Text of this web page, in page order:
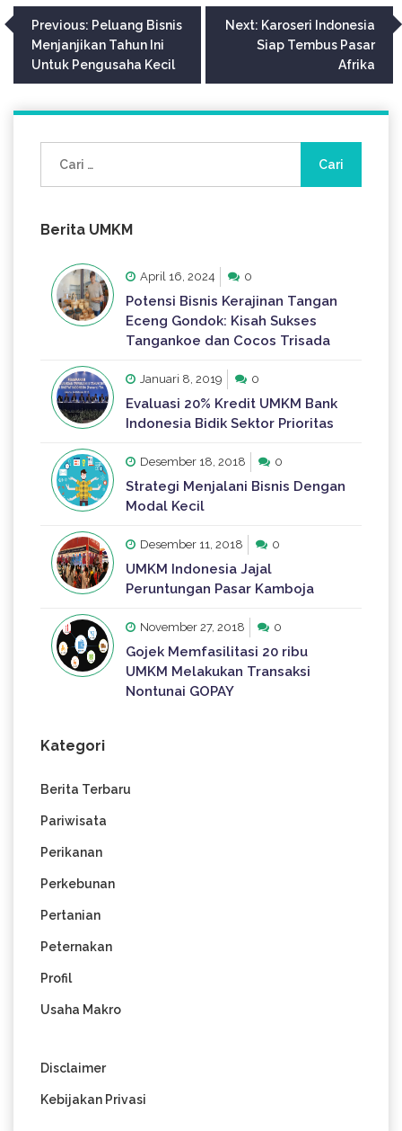
Navigasi
pos
Previous: Peluang Bisnis
Menjanjikan Tahun Ini
Untuk Pengusaha Kecil
Next: Karoseri Indonesia
Siap Tembus Pasar
Afrika
untuk:
Berita UMKM
April 16, 2024 0
Potensi Bisnis Kerajinan Tangan
Eceng Gondok: Kisah Sukses
Tangankoe dan Cocos Trisada
Januari 8, 2019 0
Evaluasi 20% Kredit UMKM Bank
Indonesia Bidik Sektor Prioritas
Desember 18, 2018 0
Strategi Menjalani Bisnis Dengan
Modal Kecil
Desember 11, 2018 0
UMKM Indonesia Jajal
Peruntungan Pasar Kamboja
November 27, 2018 0
Gojek Memfasilitasi 20 ribu
UMKM Melakukan Transaksi
Nontunai GOPAY
Kategori
Berita Terbaru
Pariwisata
Perikanan
Perkebunan
Pertanian
Peternakan
Profil
Usaha Makro
Disclaimer
Kebijakan Privasi